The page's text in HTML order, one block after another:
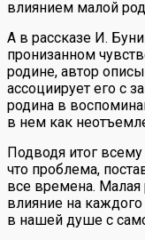
влиянием малой
А в рассказе И.
пронизанном
родине, автор
ассоциирует его с
родина в
в нем как
Подводя итог
что проблема,
все времена.
влияние на
в нашей душе с